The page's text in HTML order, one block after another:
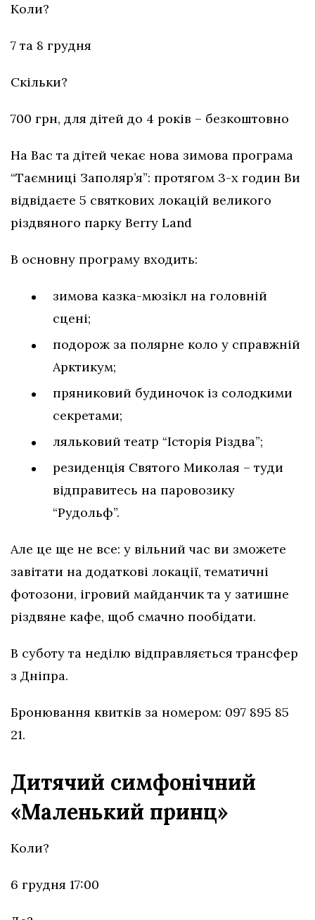
Коли?
7 та 8 грудня
Скільки?
700 грн, для дітей до 4 років – безкоштовно
На Вас та дітей чекає нова зимова програма
“Таємниці Заполяр’я”: протягом 3-х годин Ви
відвідаєте 5 святкових локацій великого
різдвяного парку Berry Land
В основну програму входить:
зимова казка-мюзікл на головній
сцені;
подорож за полярне коло у справжній
Арктикум;
пряниковий будиночок із солодкими
секретами;
ляльковий театр “Історія Різдва”;
резиденція Святого Миколая – туди
відправитесь на паровозику
“Рудольф”.
Але це ще не все: у вільний час ви зможете
завітати на додаткові локації, тематичні
фотозони, ігровий майданчик та у затишне
різдвяне кафе, щоб смачно пообідати.
В суботу та неділю відправляється трансфер
з Дніпра.
Бронювання квитків за номером: 097 895 85
21.
Дитячий симфонічний
«Маленький принц»
Коли?
6 грудня 17:00